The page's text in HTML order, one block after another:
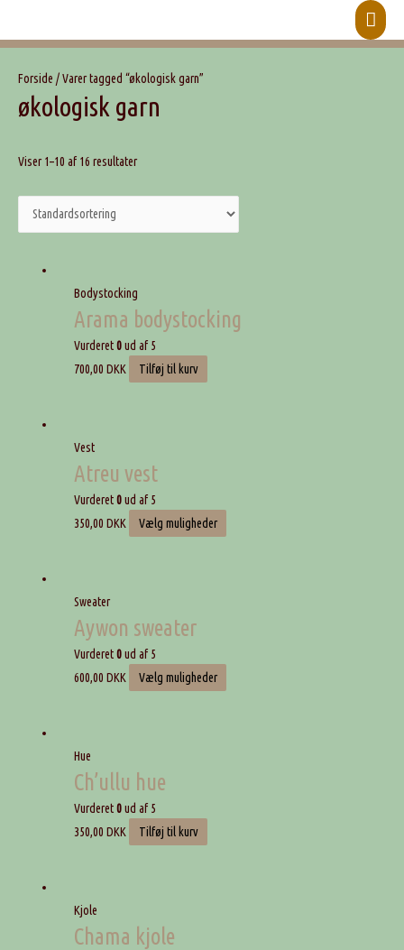
Forside / Varer tagged “økologisk garn”
økologisk garn
Viser 1–10 af 16 resultater
Bodystocking
Arama bodystocking
Vurderet0ud af 5
700,00 DKK Tilføj til kurv
Vest
Atreu vest
Vurderet0ud af 5
350,00 DKK Vælg muligheder
Sweater
Aywon sweater
Vurderet0ud af 5
600,00 DKK Vælg muligheder
Hue
Ch’ullu hue
Vurderet0ud af 5
350,00 DKK Tilføj til kurv
Kjole
Chama kjole